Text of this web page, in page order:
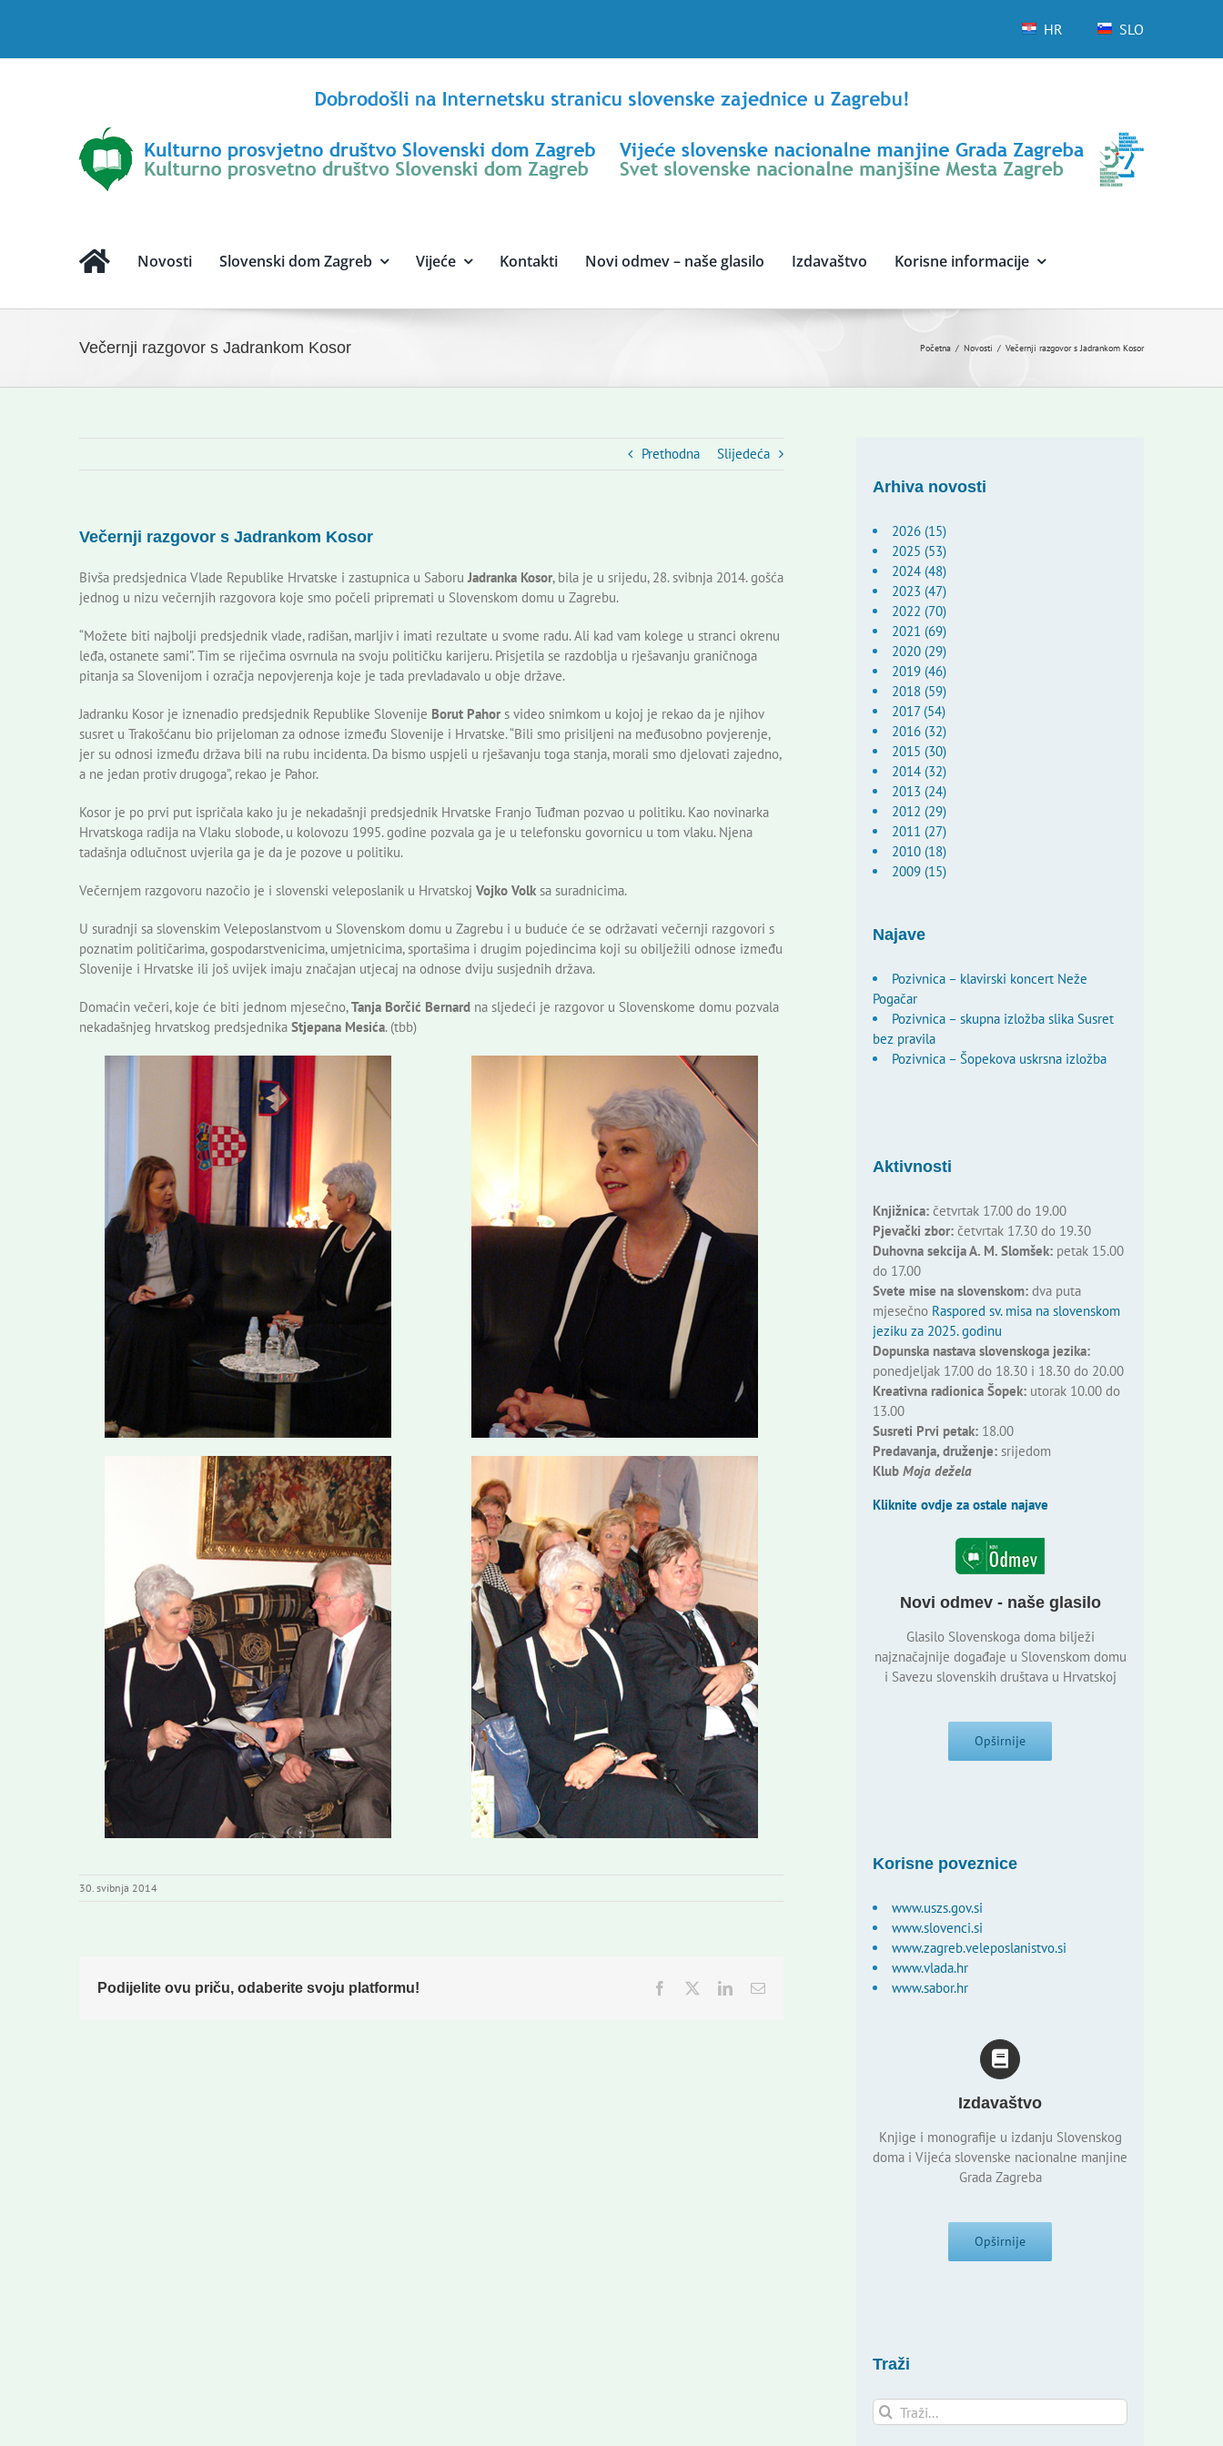
HR SLO
Novosti Slovenski dom Zagreb Vijeće Kontakti Novi odmev – naše glasilo Izdavaštvo Korisne informacije
Večernji razgovor s Jadrankom Kosor Početna Novosti Večernji razgovor s Jadrankom Kosor
Prethodna Slijedeća
Večernji razgovor s Jadrankom Kosor
Bivša predsjednica Vlade Republike Hrvatske i zastupnica u Saboru Jadranka Kosor, bila je u srijedu, 28. svibnja 2014. gošća
jednog u nizu večernjih razgovora koje smo počeli pripremati u Slovenskom domu u Zagrebu.
“Možete biti najbolji predsjednik vlade, radišan, marljiv i imati rezultate u svome radu. Ali kad vam kolege u stranci okrenu
leđa, ostanete sami”. Tim se riječima osvrnula na svoju političku karijeru. Prisjetila se razdoblja u rješavanju graničnoga
pitanja sa Slovenijom i ozračja nepovjerenja koje je tada prevladavalo u obje države.
Jadranku Kosor je iznenadio predsjednik Republike Slovenije Borut Pahor s video snimkom u kojoj je rekao da je njihov
susret u Trakošćanu bio prijeloman za odnose između Slovenije i Hrvatske. “Bili smo prisiljeni na međusobno povjerenje,
jer su odnosi između država bili na rubu incidenta. Da bismo uspjeli u rješavanju toga stanja, morali smo djelovati zajedno,
a ne jedan protiv drugoga”, rekao je Pahor.
Kosor je po prvi put ispričala kako ju je nekadašnji predsjednik Hrvatske Franjo Tuđman pozvao u politiku. Kao novinarka
Hrvatskoga radija na Vlaku slobode, u kolovozu 1995. godine pozvala ga je u telefonsku govornicu u tom vlaku. Njena
tadašnja odlučnost uvjerila ga je da je pozove u politiku.
Večernjem razgovoru nazočio je i slovenski veleposlanik u Hrvatskoj Vojko Volk sa suradnicima.
U suradnji sa slovenskim Veleposlanstvom u Slovenskom domu u Zagrebu i u buduće će se održavati večernji razgovori s
poznatim političarima, gospodarstvenicima, umjetnicima, sportašima i drugim pojedincima koji su obilježili odnose između
Slovenije i Hrvatske ili još uvijek imaju značajan utjecaj na odnose dviju susjednih država.
Domaćin večeri, koje će biti jednom mjesečno,Tanja Borčić Bernard na sljedeći je razgovor u Slovenskome domu pozvala
nekadašnjeg hrvatskog predsjednika Stjepana Mesića. (tbb)
30. svibnja 2014
Podijelite ovu priču, odaberite svoju platformu! Facebook
TwitterLinkedInEmail:
Arhiva novosti
2026 (15)
2025 (53)
2024 (48)
2023 (47)
2022 (70)
2021 (69)
2020 (29)
2019 (46)
2018 (59)
2017 (54)
2016 (32)
2015 (30)
2014 (32)
2013 (24)
2012 (29)
2011 (27)
2010 (18)
2009 (15)
Najave
Pozivnica – klavirski koncert Neže
Pogačar
Pozivnica – skupna izložba slika Susret
bez pravila
Pozivnica – Šopekova uskrsna izložba
Aktivnosti
Knjižnica:četvrtak 17.00 do 19.00
Pjevački zbor:četvrtak 17.30 do 19.30
Duhovna sekcija A. M. Slomšek:petak 15.00
do 17.00
Svete mise na slovenskom:dva puta
mjesečno Raspored sv. misa na slovenskom
jeziku za 2025. godinu
Dopunska nastava slovenskoga jezika:
ponedjeljak 17.00 do 18.30 i 18.30 do 20.00
Kreativna radionica Šopek:utorak 10.00 do
13.00
Susreti Prvi petak:18.00
Predavanja, druženje:srijedom
Klub Moja dežela
Kliknite ovdje za ostale najave
Novi odmev - naše glasilo
Glasilo Slovenskoga doma bilježi
najznačajnije događaje u Slovenskom domu
i Savezu slovenskih društava u Hrvatskoj
Opširnije
Korisne poveznice
www.uszs.gov.si
www.slovenci.si
www.zagreb.veleposlanistvo.si
www.vlada.hr
www.sabor.hr
Izdavaštvo
Knjige i monografije u izdanju Slovenskog
doma i Vijeća slovenske nacionalne manjine
Grada Zagreba
Opširnije
Traži
Traži...